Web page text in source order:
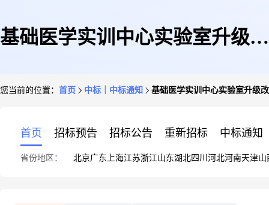
基础医学实训中心实验室升级改
您当前的位置： 首页 中标｜中标通知 基础医学实训中心实验室升级
首页 招标预告 招标公告 重新招标 中标通知
省份地区： 北京广东 上海江苏浙江山东湖北四川 河北河南天津山